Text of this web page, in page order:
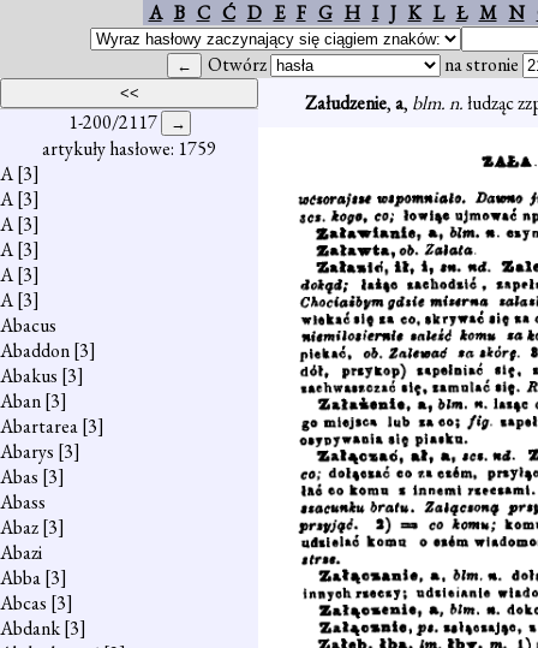
A B C Ć D E F G H I J K L Ł M N
Otwórz na stronie
1-200/2117
artykuły hasłowe: 1759
A[3]
A[3]
A[3]
A[3]
A[3]
A[3]
Abacus
Abaddon[3]
Abakus [3]
Aban[3]
Abartarea[3]
Abarys [3]
Abas [3]
Abass
Abaz[3]
Abazi
Abba[3]
Abcas [3]
Abdank[3]
Załudzenie,a, blm. n.łudząc